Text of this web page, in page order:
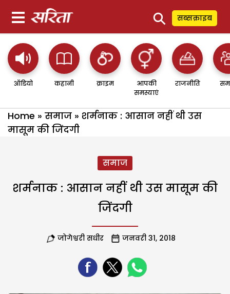
⚲ सब्सक्राइब
ऑडियो कहानी क्राइम
आपकी
समस्याएं
राजनीति
Home » समाज » शर्मनाक : आसान नहीं थी उस
मासूम की जिंदगी
समाज
शर्मनाक : आसान नहीं थी उस मासूम की
जिंदगी
जोगेश्वरी सधीर जनवरी 31, 2018